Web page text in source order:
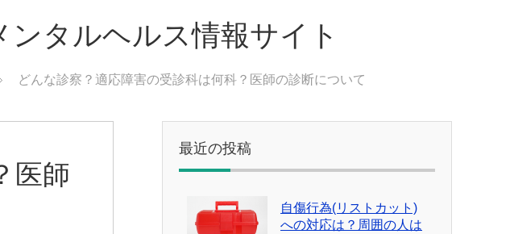
タルヘルス情報サイト
どんな診察？適応障害の受診科は何科？医師の診断について
医師
最近の投稿
自傷行為(リストカット)
への対応は？周囲の人は